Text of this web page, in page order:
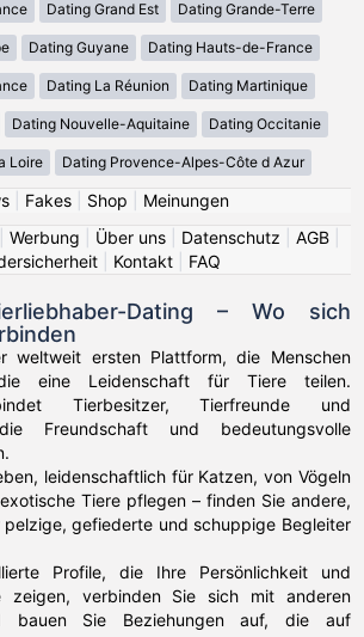
Dating Grand Est Dating Grande-Terre
Dating Guyane Dating Hauts-de-France
Dating La Réunion Dating Martinique
Dating Nouvelle-Aquitaine Dating Occitanie
Loire Dating Provence-Alpes-Côte d Azur
| Fakes| Shop
Meinungen
Werbung Über uns Datenschutz AGB
Kontakt FAQ
Dating – Wo sich
weltweit ersten Plattform, die Menschen
die eine Leidenschaft für Tiere teilen.
Tierbesitzer, Tierfreunde und
Freundschaft und bedeutungsvolle
leidenschaftlich für Katzen, von Vögeln
Tiere pflegen – finden Sie andere,
gefiederte und schuppige Begleiter
Profile, die Ihre Persönlichkeit und
zeigen, verbinden Sie sich mit anderen
bauen Sie Beziehungen auf, die auf